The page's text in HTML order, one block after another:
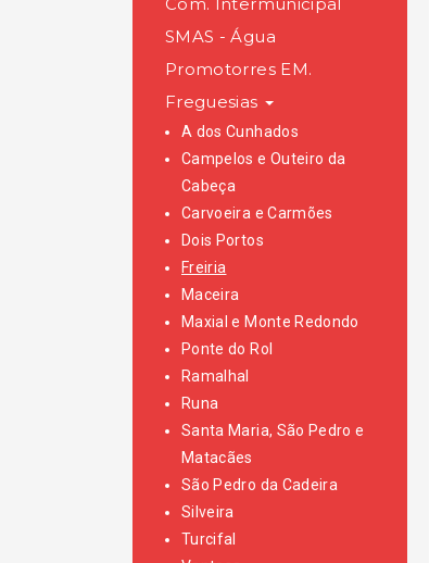
SMAS - Água
Promotorres EM.
Freguesias
A dos Cunhados
Campelos e Outeiro da
Cabeça
Carvoeira e Carmões
Dois Portos
Freiria
Maceira
Maxial e Monte Redondo
Ponte do Rol
Ramalhal
Runa
Santa Maria, São Pedro e
Matacães
São Pedro da Cadeira
Silveira
Turcifal